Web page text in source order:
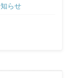
らせ